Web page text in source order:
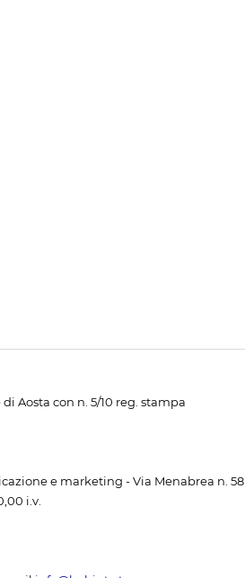
Aosta con n. 5/10 reg. stampa
e marketing - Via Menabrea n.
i.v.